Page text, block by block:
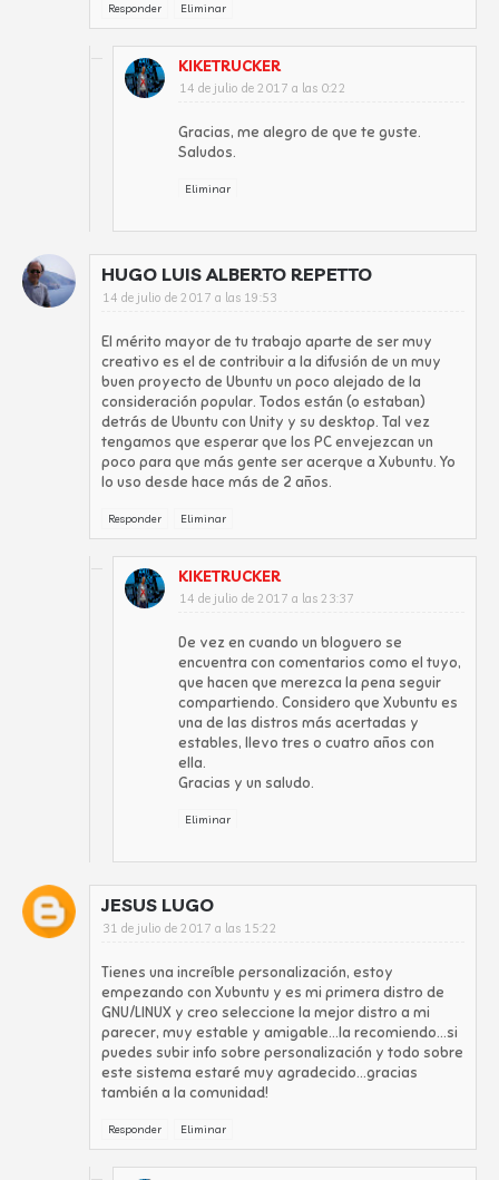
Responder Eliminar
KIKETRUCKER
14 de julio de 2017 a las 0:22
Gracias, me alegro de que te guste.
Saludos.
Eliminar
HUGO LUIS ALBERTO REPETTO
14 de julio de 2017 a las 19:53
El mérito mayor de tu trabajo aparte de ser muy
creativo es el de contribuir a la difusión de un muy
buen proyecto de Ubuntu un poco alejado de la
consideración popular. Todos están (o estaban)
detrás de Ubuntu con Unity y su desktop. Tal vez
tengamos que esperar que los PC envejezcan un
poco para que más gente ser acerque a Xubuntu. Yo
lo uso desde hace más de 2 años.
Responder Eliminar
KIKETRUCKER
14 de julio de 2017 a las 23:37
De vez en cuando un bloguero se
encuentra con comentarios como el tuyo,
que hacen que merezca la pena seguir
compartiendo. Considero que Xubuntu es
una de las distros más acertadas y
estables, llevo tres o cuatro años con
ella.
Gracias y un saludo.
Eliminar
JESUS LUGO
31 de julio de 2017 a las 15:22
Tienes una increíble personalización, estoy
empezando con Xubuntu y es mi primera distro de
GNU/LINUX y creo seleccione la mejor distro a mi
parecer, muy estable y amigable...la recomiendo...si
puedes subir info sobre personalización y todo sobre
este sistema estaré muy agradecido...gracias
también a la comunidad!
Responder Eliminar